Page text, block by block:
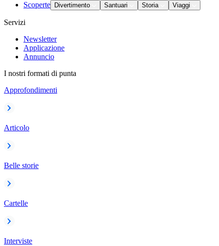
Scoperte Divertimento Santuari Storia Viaggi
Servizi
Newsletter
Applicazione
Annuncio
I nostri formati di punta
Approfondimenti
Articolo
Belle storie
Cartelle
Interviste